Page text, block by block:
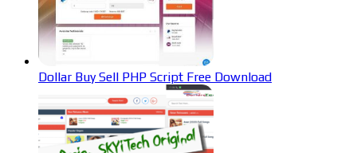
Dollar Buy Sell PHP Script Free Download